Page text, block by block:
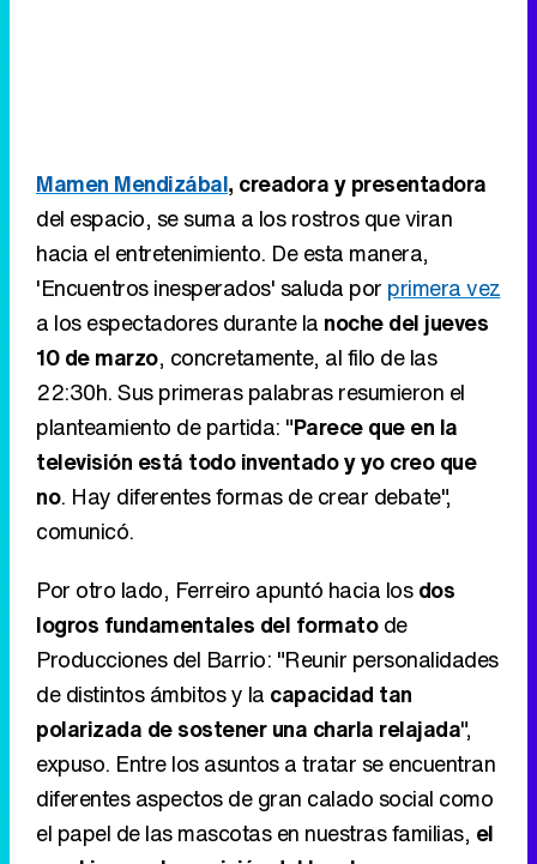
Mamen Mendizábal, creadora y presentadora
del espacio, se suma a los rostros que viran
hacia el entretenimiento. De esta manera,
'Encuentros inesperados' saluda por primera vez
a los espectadores durante la noche del jueves
10 de marzo, concretamente, al filo de las
22:30h. Sus primeras palabras resumieron el
planteamiento de partida: "Parece que en la
televisión está todo inventado y yo creo que
no. Hay diferentes formas de crear debate",
comunicó.
Por otro lado, Ferreiro apuntó hacia losdos
logros fundamentales del formatode
Producciones del Barrio: "Reunir personalidades
de distintos ámbitos y la capacidad tan
polarizada de sostener una charla relajada",
expuso. Entre los asuntos a tratar se encuentran
diferentes aspectos de gran calado social como
el papel de las mascotas en nuestras familias, el